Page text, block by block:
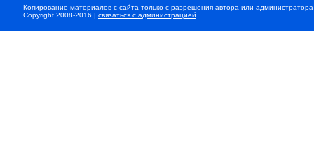
Копирование материалов с сайта только с разрешения автора или
Copyright 2008-2016 | связаться с администрацией